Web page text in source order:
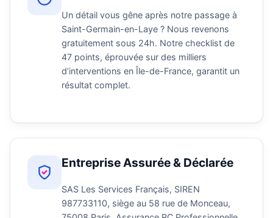
Un détail vous gêne après notre passage à
Saint-Germain-en-Laye ? Nous revenons
gratuitement sous 24h. Notre checklist de
47 points, éprouvée sur des milliers
d’interventions en Île-de-France, garantit un
résultat complet.
Entreprise Assurée & Déclarée
SAS Les Services Français, SIREN
987733110, siège au 58 rue de Monceau,